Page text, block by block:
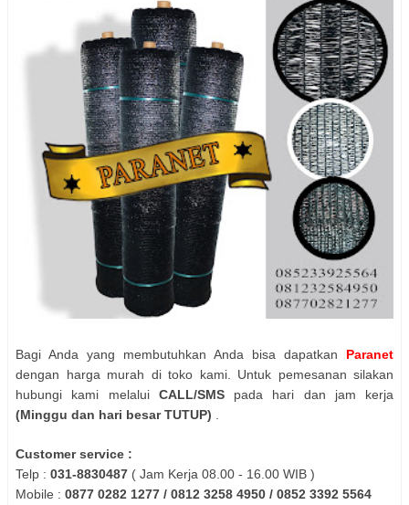
Bagi Anda yang membutuhkan Anda bisa dapatkan Paranet
dengan harga murah di toko kami. Untuk pemesanan silakan
hubungi kami melalui CALL/SMS pada hari dan jam kerja
(Minggu dan hari besarTUTUP)
Customer service :
Telp : 031-8830487 ( Jam Kerja 08.00 - 16.00 WIB )
Mobile : 0877 0282 1277 / 0812 3258 4950 / 0852 3392 5564